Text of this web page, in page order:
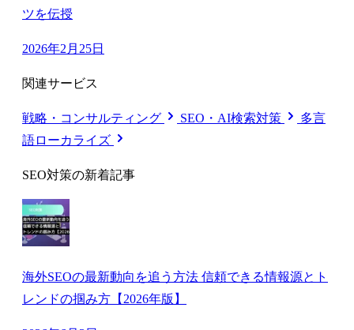
ツを伝授
2026年2月25日
関連サービス
戦略・コンサルティング SEO・AI検索対策
多言
語ローカライズ
SEO対策の新着記事
海外SEOの最新動向を追う方法 信頼できる情報源とト
レンドの掴み方【2026年版】